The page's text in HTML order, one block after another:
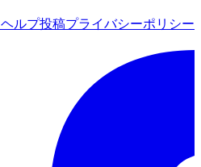
ヘルプ投稿プライバシーポリシー